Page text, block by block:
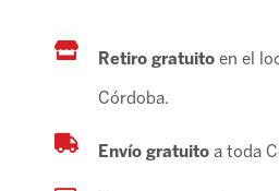
C/
DAUER
Retiro gratuito en el
Córdoba.
Envío gratuitoa toda